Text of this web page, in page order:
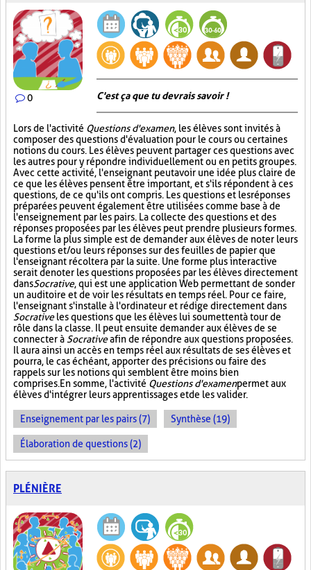
0 C'est ça que tu devrais savoir !
Lors de l'activité Questions d'examen, les élèves sont invités à
composer des questions d'évaluation pour le cours ou certaines
notions du cours. Les élèves peuvent partager ces questions avec
les autres pour y répondre individuellement ou en petits groupes.
Avec cette activité, l'enseignant peut avoir une idée plus claire de
ce que les élèves pensent être important, et s'ils répondent à ces
questions, de ce qu'ils ont compris. Les questions et les réponses
préparées peuvent également être utilisées comme base à de
l'enseignement par les pairs. La collecte des questions et des
réponses proposées par les élèves peut prendre plusieurs formes.
La forme la plus simple est de demander aux élèves de noter leurs
questions et/ou leurs réponses sur des feuilles de papier que
l'enseignant récoltera par la suite. Une forme plus interactive
serait de noter les questions proposées par les élèves directement
dansSocrative, qui est une application Web permettant de sonder
un auditoire et de voir les résultats en temps réel. Pour ce faire,
l'enseignant s'installe à l'ordinateur et rédige directement dans
Socrativeles questions que les élèves lui soumettent à tour de
rôle dans la classe. Il peut ensuite demander aux élèves de se
connecter à Socrativeafin de répondre aux questions proposées.
Il aura ainsi un accès en temps réel aux résultats de ses élèves et
pourra, le cas échéant, apporter des précisions ou faire des
rappels sur les notions qui semblent être moins bien
comprises. En somme, l'activité Questions d'examenpermet aux
élèves d'intégrer leurs apprentissages et de les valider.
Enseignement par les pairs (7) Synthèse (19)
Élaboration de questions (2)
PLÉNIÈRE